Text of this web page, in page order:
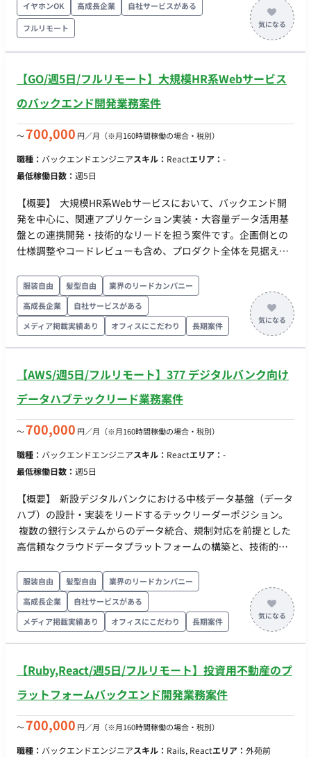
ング（Core Web Vitals改善など） 既存コードのリファクタリン
グ GitHubを用いたチーム開発（コードレビュー） Terraformを
用いたIaC管理 担当工程 ・要件定義 ・基本設計 ・詳細設計 ・開
発 ・結合TEST ・保守改修 ・基盤設計
イヤホンOK 高成長企業
自社サービスがある
フルリモート
【GO/週5日/フルリモート】大規模HR系Webサービス
のバックエンド開発業務案件
〜700,000 円／月 （※月160時間稼働の場合・税別）
職種： バックエンドエンジニアスキル： Reactエリア： -
最低稼働日数： 週5日
【概要】 大規模HR系Webサービスにおいて、バックエンド開
発を中心に、関連アプリケーション実装・大容量データ活用基
盤との連携開発・技術的なリードを担う案件です。企画側との
仕様調整やコードレビューも含め、プロダクト全体を見据えて
ックエンドシステムおよび関連アプリケーションの設計・実
装・レビュー ・データ分析基盤、AIモデル実行環境との連携開
発、および大容量データを扱う統計・ユーザー分析システムの
開発 ・企画側との仕様調整、実装方針の策定、チーム内リード
業務 【必須スキル・経験】 ・バックエンドエンジニアとして
自走して開発を推進できる実務経験 ・コードレビューを通じて
品質担保やアーキテクチャ観点で開発に関与した経験 【歓迎ス
よびAWS/MySQL/Redshift/Docker/GitHub環境での実務経験
グ、テーブル設計の経験 ・定期リリース環境での開発経験、ま
たはチームリード経験
服装自由 髪型自由
業界のリードカンパニー
高成長企業
自社サービスがある
メディア掲載実績あり
オフィスにこだわり 長期案件
【AWS/週5日/フルリモート】377 デジタルバンク向け
データハブテックリード業務案件
〜700,000 円／月 （※月160時間稼働の場合・税別）
職種： バックエンドエンジニアスキル： Reactエリア： -
最低稼働日数： 週5日
【概要】 新設デジタルバンクにおける中核データ基盤（データ
ハブ）の設計・実装をリードするテックリーダーポジション。
複数の銀行システムからのデータ統合、規制対応を前提とした
高信頼なクラウドデータプラットフォームの構築と、技術的意
ベースのデータハブ／レイクハウス（Bronze/Silver/Gold）の
アーキテクチャ設計・実装および技術選定 ・銀行システム間デ
ータ連携、ETL/ワークフロー設計、データ品質管理・
Reconciliationの実装 ・データガバナンス（FISC準拠）、セキ
ュリティ、トレーサビリティ確保とエンジニアチームの技術リ
アリング／データアーキテクチャ領域で8年以上（うち技術リー
ダー経験2年以上） ・AWS＋Databricksを用いた大規模データ
界におけるデータガバナンス、セキュリティ、品質管理の実務
済、規制報告、AML等）およびFISC関連知識 ・Data Vault／イ
服装自由 髪型自由
業界のリードカンパニー
高成長企業
自社サービスがある
メディア掲載実績あり
オフィスにこだわり 長期案件
【Ruby,React/週5日/フルリモート】投資用不動産のプ
ラットフォームバックエンド開発業務案件
〜700,000 円／月 （※月160時間稼働の場合・税別）
職種： バックエンドエンジニアスキル： Rails, Reactエリア： 外苑前